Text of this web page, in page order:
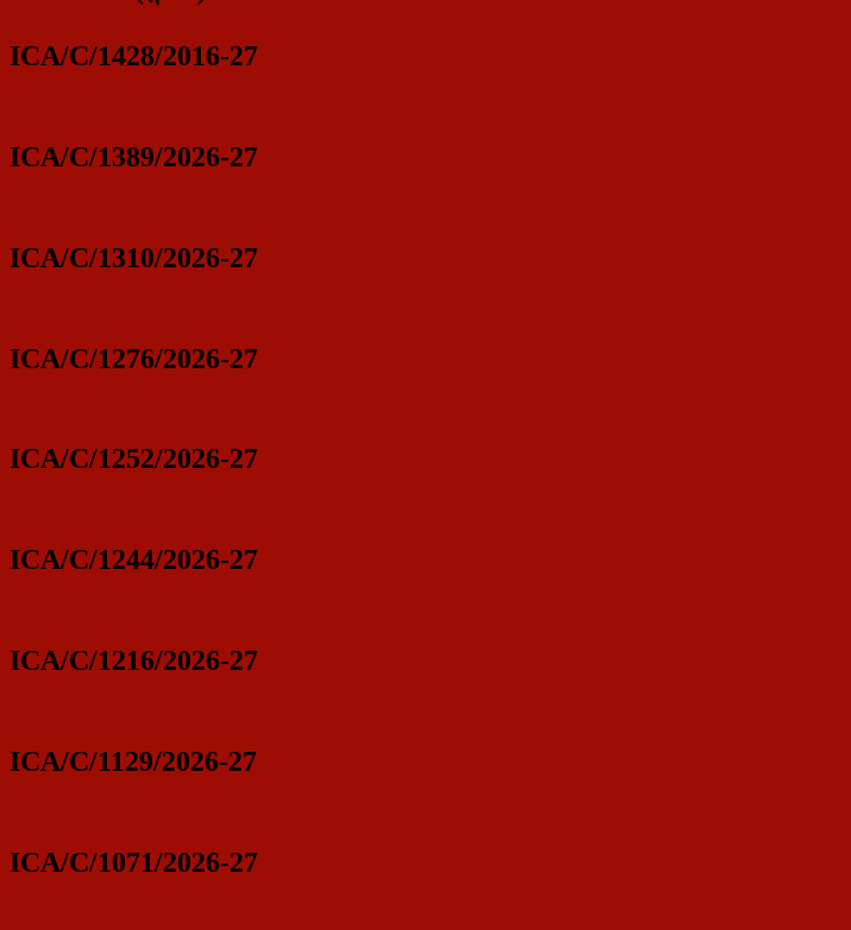
ICA/C/1428/2016-27
ICA/C/1389/2026-27
ICA/C/1310/2026-27
ICA/C/1276/2026-27
ICA/C/1252/2026-27
ICA/C/1244/2026-27
ICA/C/1216/2026-27
ICA/C/1129/2026-27
ICA/C/1071/2026-27